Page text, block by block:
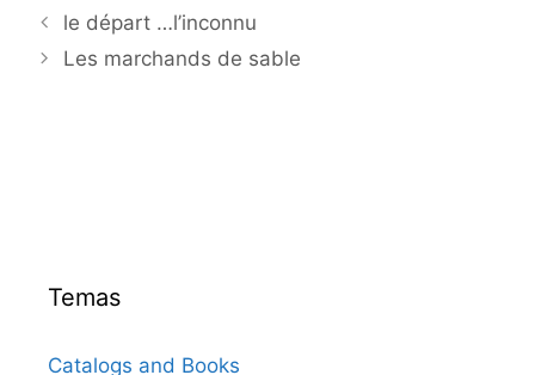
le départ …l’inconnu
Les marchands de sable
Temas
Catalogs and Books